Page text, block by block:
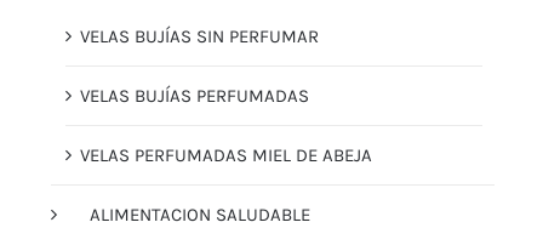
VELAS BUJÍAS SIN PERFUMAR
VELAS BUJÍAS PERFUMADAS
VELAS PERFUMADAS MIEL DE ABEJA
ALIMENTACION SALUDABLE